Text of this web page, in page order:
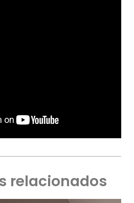
relacionados